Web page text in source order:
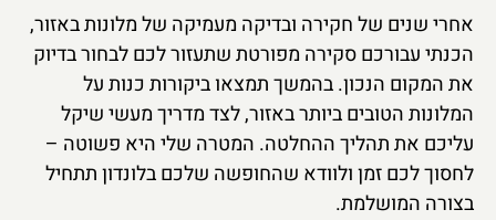
אחרי שנים של חקירה ובדיקה מעמיקה של מלונות באזור,
הכנתי עבורכם סקירה מפורטת שתעזור לכם לבחור בדיוק
את המקום הנכון. בהמשך תמצאו ביקורות כנות על
המלונות הטובים ביותר באזור, לצד מדריך מעשי שיקל
עליכם את תהליך ההחלטה. המטרה שלי היא פשוטה –
לחסוך לכם זמן ולוודא שהחופשה שלכם בלונדון תתחיל
בצורה המושלמת.